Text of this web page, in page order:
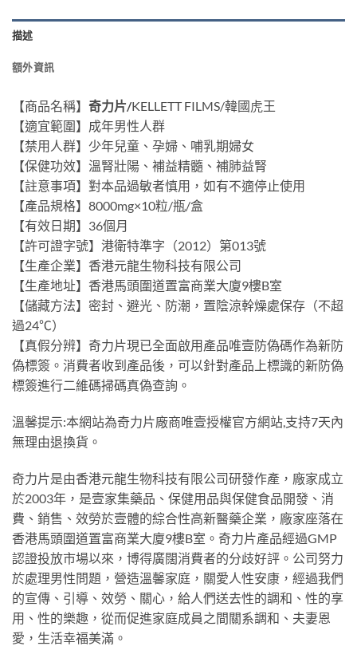
描述
額外資訊
【商品名稱】 奇力片/KELLETT FILMS/韓國虎王
【適宜範圍】成年男性人群
【禁用人群】少年兒童、孕婦、哺乳期婦女
【保健功效】溫腎壯陽、補益精髓、補肺益腎
【註意事項】對本品過敏者慎用，如有不適停止使用
【產品規格】8000mg×10粒/瓶/盒
【有效日期】36個月
【許可證字號】港衛特準字（2012）第013號
【生產企業】香港元龍生物科技有限公司
【生產地址】香港馬頭圍道置富商業大廈9樓B室
【儲藏方法】密封、避光、防潮，置陰涼幹燥處保存（不超
過24℃）
【真假分辨】奇力片現已全面啟用產品唯壹防偽碼作為新防
偽標簽。消費者收到產品後，可以針對產品上標識的新防偽
標簽進行二維碼掃碼真偽查詢。
溫馨提示:本網站為奇力片廠商唯壹授權官方網站,支持7天內
無理由退換貨。
奇力片是由香港元龍生物科技有限公司研發作產，廠家成立
於2003年，是壹家集藥品、保健用品與保健食品開發、消
費、銷售、效勞於壹體的綜合性高新醫藥企業，廠家座落在
香港馬頭圍道置富商業大廈9樓B室。奇力片產品經過GMP
認證投放市場以來，博得廣闊消費者的分歧好評。公司努力
於處理男性問題，營造溫馨家庭，關愛人性安康，經過我們
的宣傳、引導、效勞、關心，給人們送去性的調和、性的享
用、性的樂趣，從而促進家庭成員之間關系調和、夫妻恩
愛，生活幸福美滿。